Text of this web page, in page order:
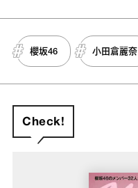
櫻坂46 小田倉麗奈
Check!